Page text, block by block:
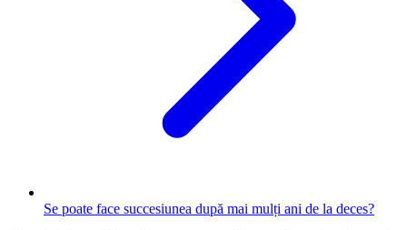
Se poate face succesiunea după mai mulți ani de la deces?